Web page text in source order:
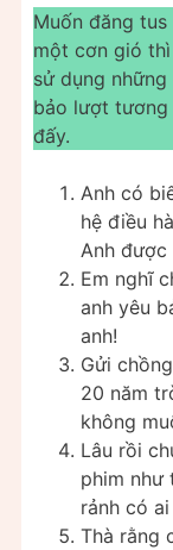
Muốn đăng
một cơn gió
sử dụng
bảo lượt tương
đấy.
Anh có
hệ điều
Anh được
Em nghĩ
anh yêu
anh!
Gửi
20 năm
không
Lâu rồi
phim như
rảnh có
Thà rằng